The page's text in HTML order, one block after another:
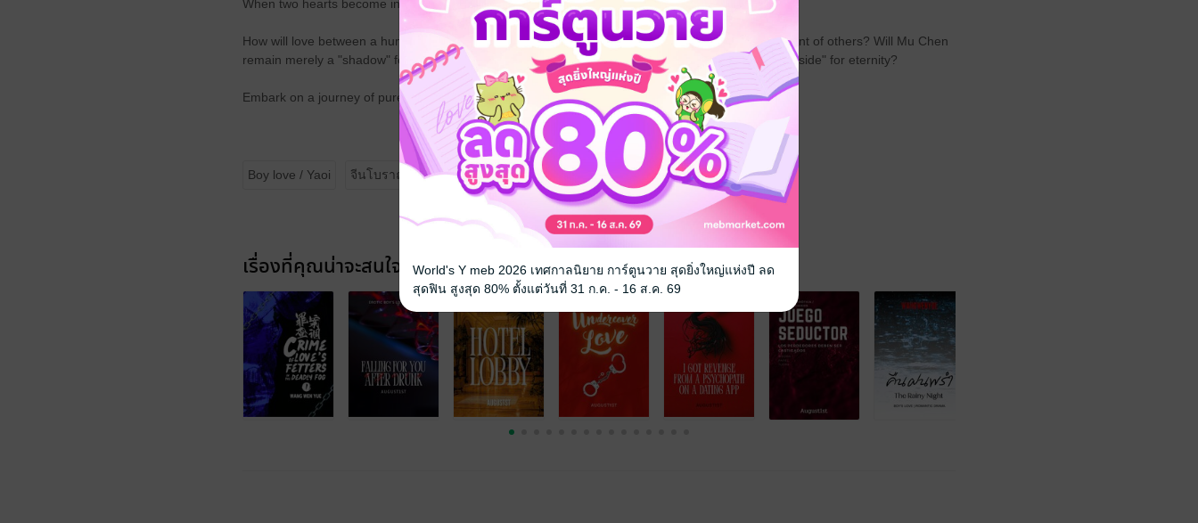
When two hearts become intertwined, yet their bodies cannot touch...
How will love between a human and a spirit overcome the barrier between worlds and the judgement of others? Will Mu Chen
remain merely a "shadow" forever following Li Tian, or can Li Tian make that "shadow" stay "by his side" for eternity?
Embark on a journey of pure and unfathomable love in "The Legend of Two Worlds of Love."
Boy love / Yaoi จีนโบราณ หนังสือแปล โรแมนติก ผี / วิญญาณ
เรื่องที่คุณน่าจะสนใจ
World's Y meb 2026 เทศกาลนิยาย การ์ตูนวาย สุดยิ่งใหญ่แห่งปี ลด
สุดฟิน สูงสุด 80% ตั้งแต่วันที่ 31 ก.ค. - 16 ส.ค. 69